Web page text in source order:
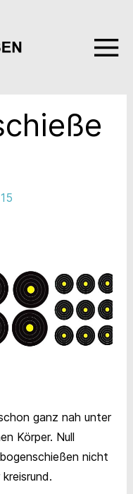
ganz nah unter
Körper. Null
nicht